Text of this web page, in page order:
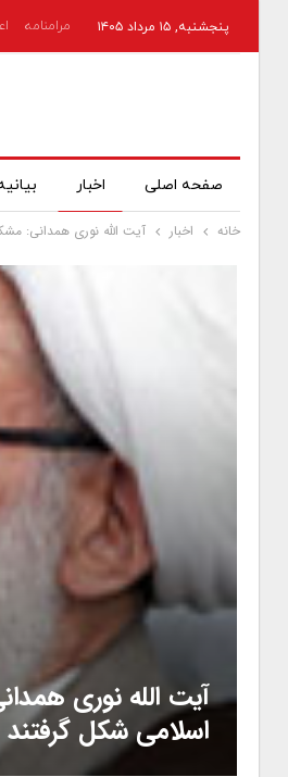
پنجشنبه, ۱۵ مرداد ۱۴۰۵ مرامنامه
صفحه اصلی اخبار
خانه اخبار آیت الله نوری همدانی:
آیت الله نوری
اسلامی شکل گرفتند